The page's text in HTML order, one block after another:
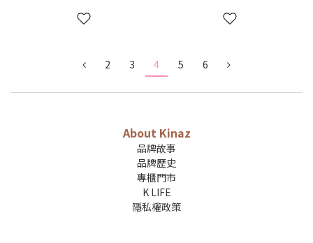
2 3 4 5 6
About Kinaz
品牌故事
品牌歷史
專櫃門市
K LIFE
隱私權政策